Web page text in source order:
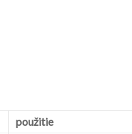
použitie